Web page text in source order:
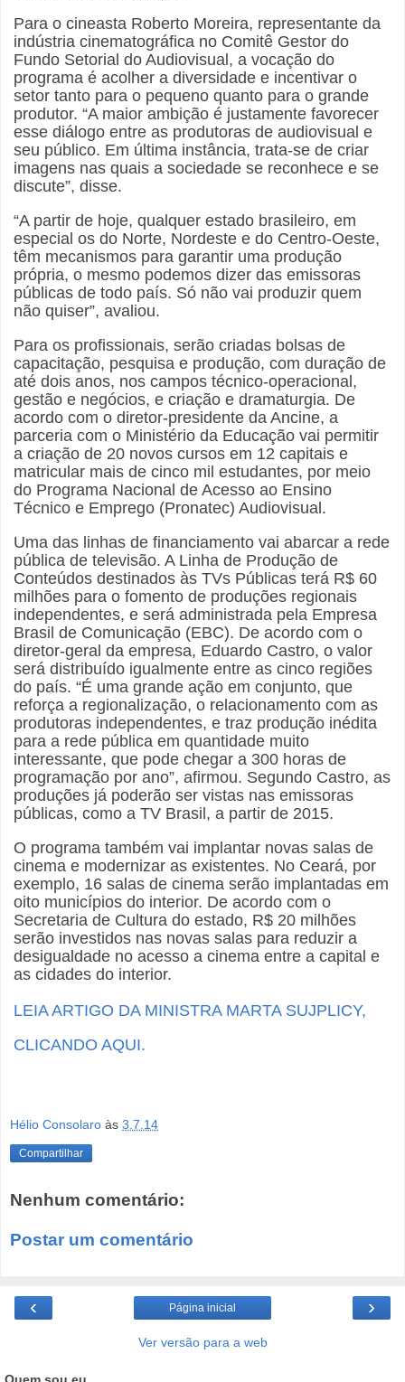
Para o cineasta Roberto Moreira, representante da
indústria cinematográfica no Comitê Gestor do
Fundo Setorial do Audiovisual, a vocação do
programa é acolher a diversidade e incentivar o
setor tanto para o pequeno quanto para o grande
produtor. “A maior ambição é justamente favorecer
esse diálogo entre as produtoras de audiovisual e
seu público. Em última instância, trata-se de criar
imagens nas quais a sociedade se reconhece e se
discute”, disse.
“A partir de hoje, qualquer estado brasileiro, em
especial os do Norte, Nordeste e do Centro-Oeste,
têm mecanismos para garantir uma produção
própria, o mesmo podemos dizer das emissoras
públicas de todo país. Só não vai produzir quem
não quiser”, avaliou.
Para os profissionais, serão criadas bolsas de
capacitação, pesquisa e produção, com duração de
até dois anos, nos campos técnico-operacional,
gestão e negócios, e criação e dramaturgia. De
acordo com o diretor-presidente da Ancine, a
parceria com o Ministério da Educação vai permitir
a criação de 20 novos cursos em 12 capitais e
matricular mais de cinco mil estudantes, por meio
do Programa Nacional de Acesso ao Ensino
Técnico e Emprego (Pronatec) Audiovisual.
Uma das linhas de financiamento vai abarcar a rede
pública de televisão. A Linha de Produção de
Conteúdos destinados às TVs Públicas terá R$ 60
milhões para o fomento de produções regionais
independentes, e será administrada pela Empresa
Brasil de Comunicação (EBC). De acordo com o
diretor-geral da empresa, Eduardo Castro, o valor
será distribuído igualmente entre as cinco regiões
do país. “É uma grande ação em conjunto, que
reforça a regionalização, o relacionamento com as
produtoras independentes, e traz produção inédita
para a rede pública em quantidade muito
interessante, que pode chegar a 300 horas de
programação por ano”, afirmou. Segundo Castro, as
produções já poderão ser vistas nas emissoras
públicas, como a TV Brasil, a partir de 2015.
O programa também vai implantar novas salas de
cinema e modernizar as existentes. No Ceará, por
exemplo, 16 salas de cinema serão implantadas em
oito municípios do interior. De acordo com o
Secretaria de Cultura do estado, R$ 20 milhões
serão investidos nas novas salas para reduzir a
desigualdade no acesso a cinema entre a capital e
as cidades do interior.
LEIA ARTIGO DA MINISTRA MARTA SUJPLICY,
CLICANDO AQUI.
Hélio Consolaro às 3.7.14
Compartilhar
Nenhum comentário:
Postar um comentário
‹ ›
Página inicial
Ver versão para a web